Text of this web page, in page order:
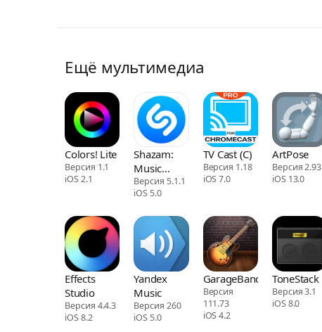
Ещё мультимедиа
Colors! Lite
Версия 1.1
iOS 2.1
Shazam:
Music
Discovery
Версия 5.1.1
iOS 5.0
TV Cast (C)
Версия 1.18
iOS 7.0
ArtPose
Версия 2.93
iOS 13.0
Effects
Studio
Версия 4.4.3
iOS 8.2
Yandex
Music
Версия 260
iOS 5.0
GarageBand
Версия
111.73
iOS 4.2
ToneStack
Версия 3.1
iOS 8.0